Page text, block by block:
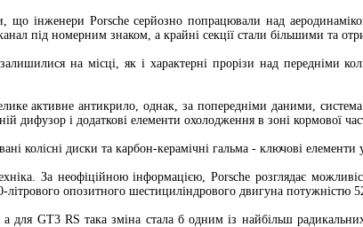
інженери Porsche серйозно попрацювали над
під номерним знаком, а крайні секції стали більшими та
на місці, як і характерні прорізи над передніми
активне антикрило, однак, за попередніми даними,
дифузор і додаткові елементи охолодження в зоні кормової
колісні диски та карбон-керамічні гальма - ключові
За неофіційною інформацією, Porsche розглядає
опозитного шестициліндрового двигуна потужністю
для GT3 RS така зміна стала б одним із найбільш